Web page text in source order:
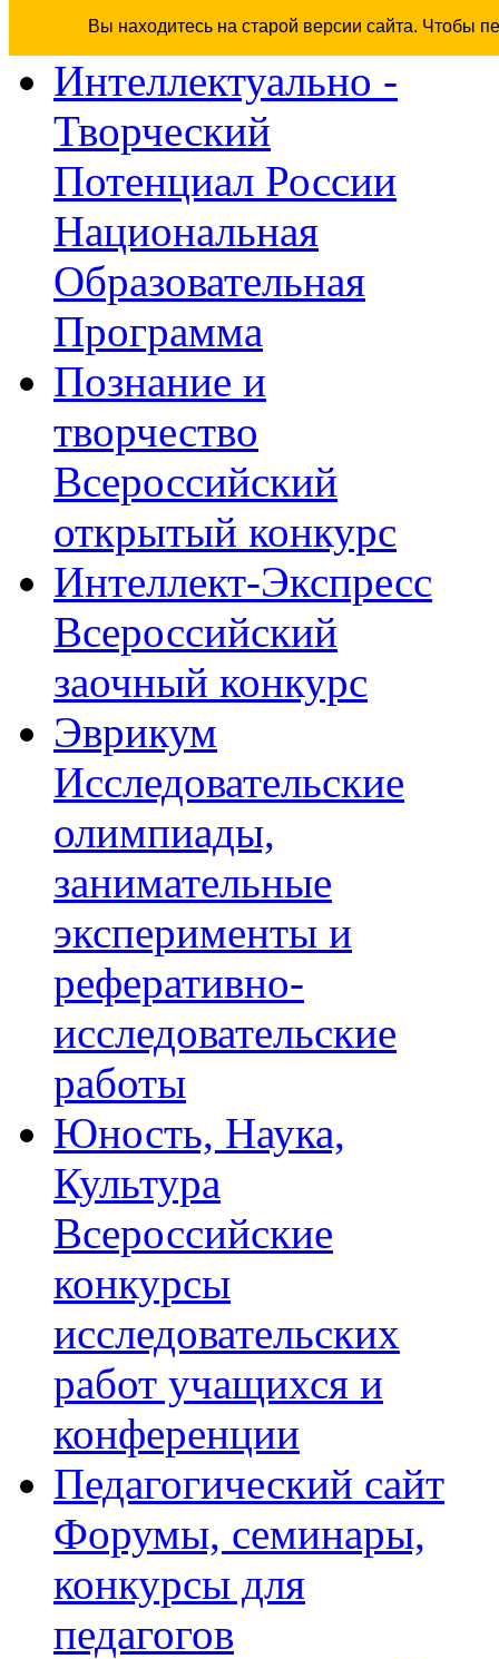
Вы находитесь на старой версии сайта. Чтобы
Интеллектуально -
Творческий
Потенциал России
Национальная
Образовательная
Программа
Познание и
творчество
Всероссийский
открытый конкурс
Интеллект-Экспресс
Всероссийский
заочный конкурс
Эврикум
Исследовательские
олимпиады,
занимательные
эксперименты и
реферативно-
исследовательские
работы
Юность, Наука,
Культура
Всероссийские
конкурсы
исследовательских
работ учащихся и
конференции
Педагогический сайт
Форумы, семинары,
конкурсы для
педагогов